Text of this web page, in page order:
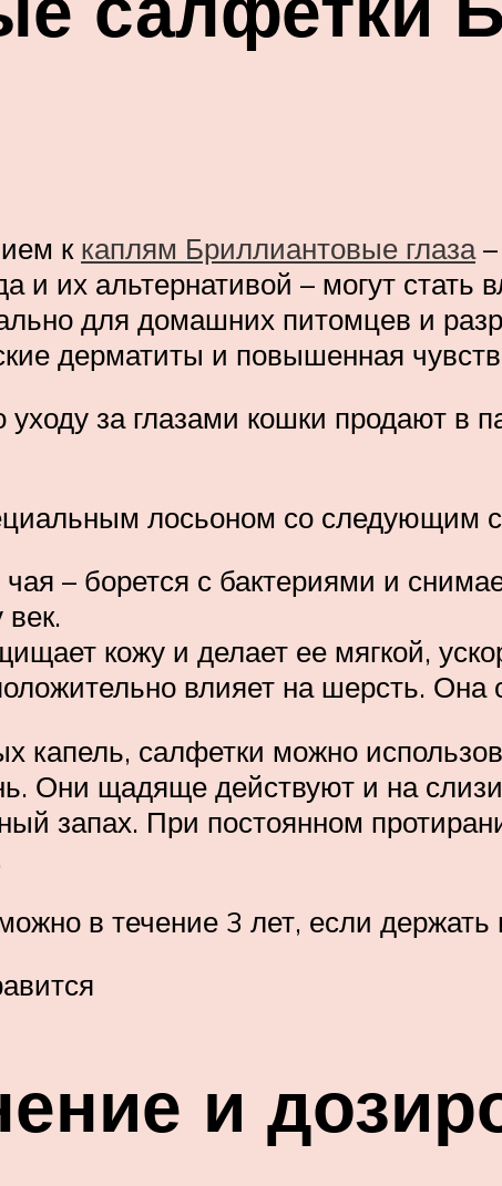
к каплям Бриллиантовые глаза–
и их альтернативой – могут
для домашних питомцев и
дерматиты и повышенная
за глазами кошки продают в
лосьоном со следующим
чая – борется с бактериями и
кожу и делает ее мягкой,
влияет на шерсть. Она
капель, салфетки можно
Они щадяще действуют и на
запах. При постоянном
в течение 3 лет, если держать
и